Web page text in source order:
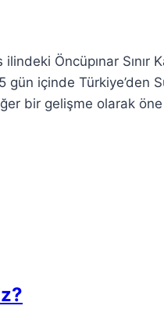
Öncüpınar Sınır
gün içinde Türkiye’den
bir gelişme olarak öne